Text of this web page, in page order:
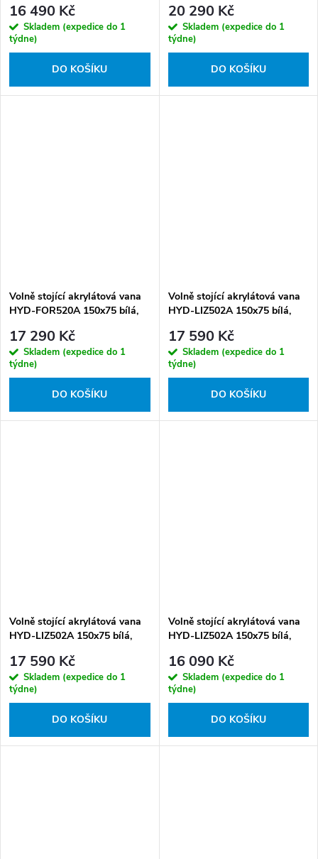
16 490 Kč
Skladem (expedice do 1
týdne)
DO KOŠÍKU
20 290 Kč
Skladem (expedice do 1
týdne)
DO KOŠÍKU
Volně stojící akrylátová vana
HYD-FOR520A 150x75 bílá,
kartáčovaný
17 290 Kč
Skladem (expedice do 1
týdne)
DO KOŠÍKU
Volně stojící akrylátová vana
HYD-LIZ502A 150x75 bílá,
17 590 Kč
Skladem (expedice do 1
týdne)
DO KOŠÍKU
Volně stojící akrylátová vana
HYD-LIZ502A 150x75 bílá,
17 590 Kč
Skladem (expedice do 1
týdne)
DO KOŠÍKU
Volně stojící akrylátová vana
HYD-LIZ502A 150x75 bílá,
16 090 Kč
Skladem (expedice do 1
týdne)
DO KOŠÍKU